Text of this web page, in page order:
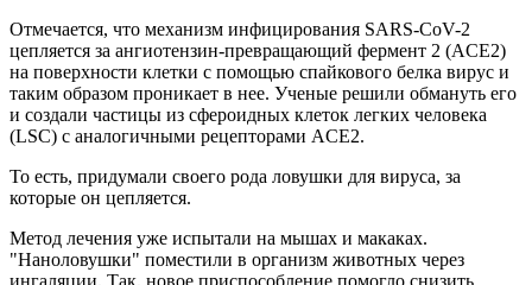
Отмечается, что механизм инфицирования SARS-CoV-2
цепляется за ангиотензин-превращающий фермент 2 (ACE2)
на поверхности клетки с помощью спайкового белка вирус и
таким образом проникает в нее. Ученые решили обмануть его
и создали частицы из сфероидных клеток легких человека
(LSC) с аналогичными рецепторами ACE2.
То есть, придумали своего рода ловушки для вируса, за
которые он цепляется.
Метод лечения уже испытали на мышах и макаках.
"Наноловушки" поместили в организм животных через
ингаляции. Так, новое приспособление помогло снизить